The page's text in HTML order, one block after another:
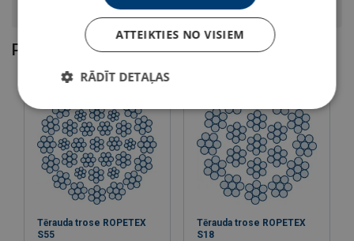
Pērkot šo preci, klienti izvēlas arī
Tērauda trose ROPETEX
S55
Tērauda trose ROPETEX
S18
ATTEIKTIES NO VISIEM
RĀDĪT DETAĻAS